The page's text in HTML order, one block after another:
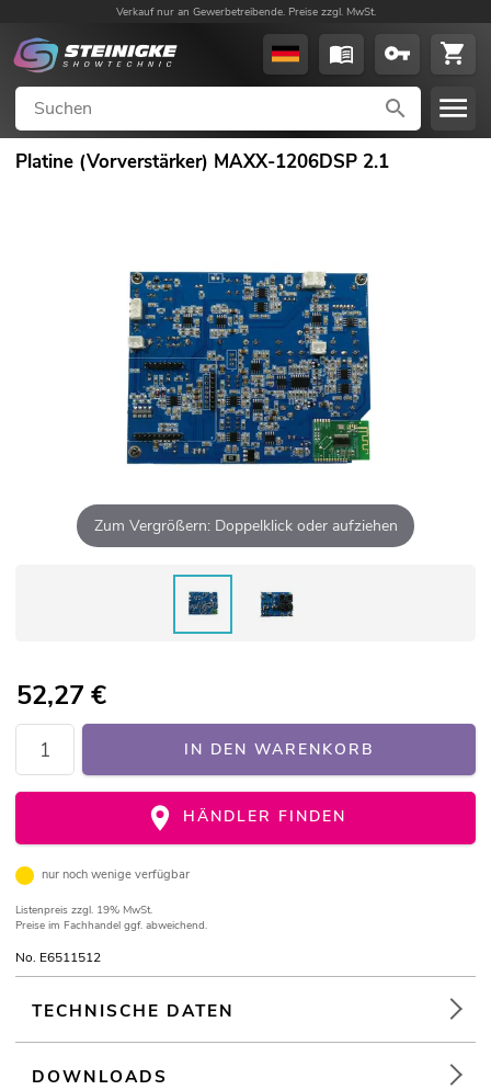
Verkauf nur an Gewerbetreibende. Preise zzgl. MwSt.
Platine (Vorverstärker) MAXX-1206DSP 2.1
Zum Vergrößern: Doppelklick oder aufziehen
52,27 €
IN DEN WARENKORB
HÄNDLER FINDEN
nur noch wenige verfügbar
Listenpreis zzgl. 19% MwSt.
Preise im Fachhandel ggf. abweichend.
No. E6511512
TECHNISCHE DATEN
DOWNLOADS